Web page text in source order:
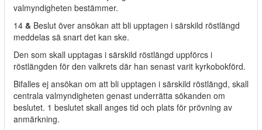
valmyndigheten bestämmer.
14 & Beslut över ansökan att bli upptagen i särskild röstlängd
meddelas sä snart det kan ske.
Den som skall upptagas i särskild röstlängd uppförcs i
röstlängden för den valkrets där han senast varit kyrkobokförd.
Bifalles ej ansökan om att bli upptagen i särskild röstlängd, skall
centrala valmyndigheten genast underrätta sökanden om
beslutet. 1 beslutet skall anges tid och plats för prövning av
anmärkning.